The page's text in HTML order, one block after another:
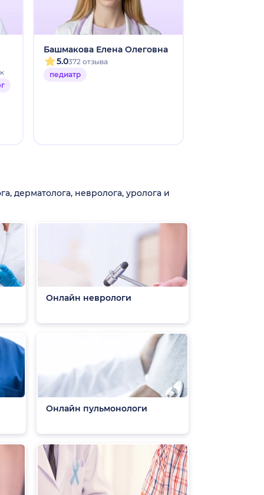
Башмакова Елена Олеговна
5.0372 отзыва
педиатр
дерматолога, невролога, уролога и
Онлайн неврологи
Онлайн пульмонологи